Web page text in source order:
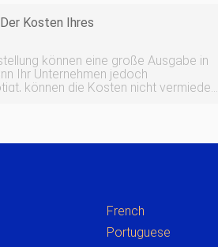
Kosten Ihres
können eine große Ausgabe in
Ihr Unternehmen jedoch
können die Kosten nicht vermieden
French
Portuguese